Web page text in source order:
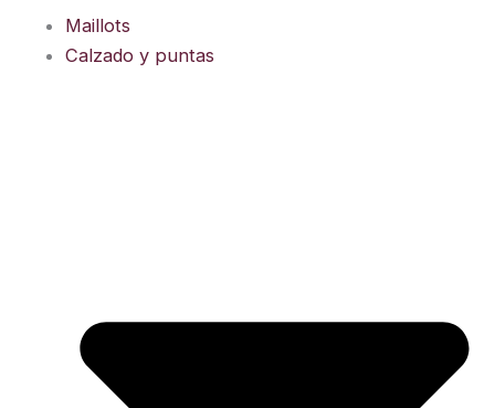
Maillots
Calzado y puntas